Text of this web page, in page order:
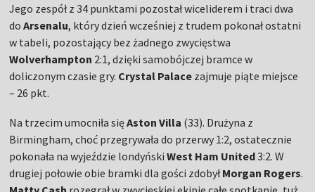
Jego zespół z 34 punktami pozostał wiceliderem i traci dwa
doArsenalu, który dzień wcześniej z trudem pokonał ostatni
w tabeli, pozostający bez żadnego zwycięstwa
Wolverhampton 2:1, dzięki samobójczej bramce w
doliczonym czasie gry. Crystal Palace zajmuje piąte miejsce
– 26 pkt.
Na trzecim umocniła sięAston Villa (33). Drużyna z
Birmingham, choć przegrywała do przerwy 1:2, ostatecznie
pokonała na wyjeździe londyńskiWest Ham United3:2. W
drugiej połowie obie bramki dla gości zdobyłMorgan Rogers.